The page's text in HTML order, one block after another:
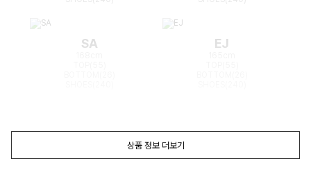
SA EJ
상품 정보 더보기